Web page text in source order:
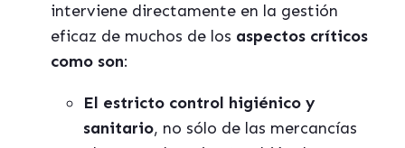
interviene directamente en la gestión
eficaz de muchos de los aspectos críticos
como son:
El estricto control higiénico y
sanitario, no sólo de las mercancías